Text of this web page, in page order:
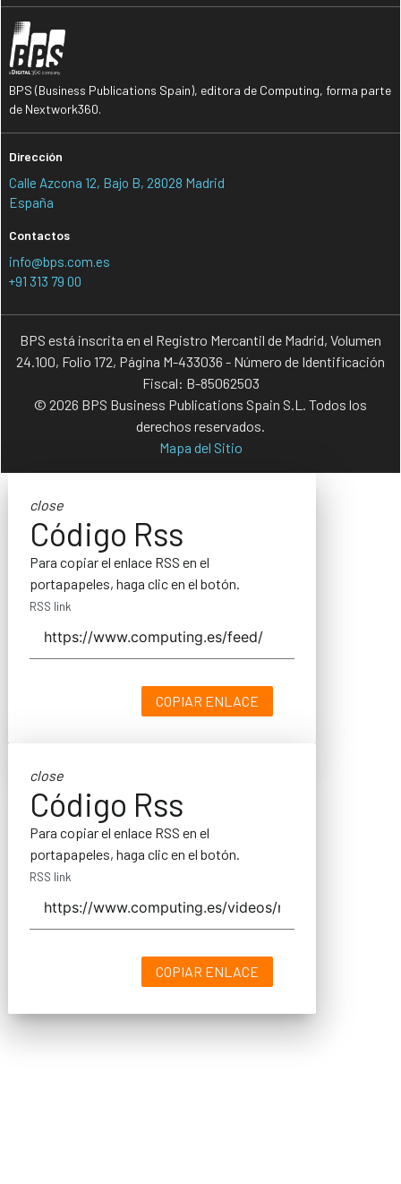
BPS (Business Publications Spain), editora de Computing, forma parte
de Nextwork360.
Dirección
Calle Azcona 12, Bajo B, 28028 Madrid
España
Contactos
info@bps.com.es
+91 313 79 00
BPS está inscrita en el Registro Mercantil de Madrid, Volumen
24.100, Folio 172, Página M-433036 - Número de Identificación
Fiscal: B-85062503
© 2026 BPS Business Publications Spain S.L. Todos los
derechos reservados.
Mapa del Sitio
close
Código Rss
Para copiar el enlace RSS en el
portapapeles, haga clic en el botón.
RSS link
COPIAR ENLACE
close
Código Rss
Para copiar el enlace RSS en el
portapapeles, haga clic en el botón.
RSS link
COPIAR ENLACE